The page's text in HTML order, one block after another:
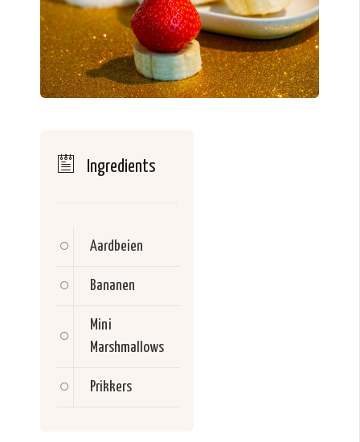
Ingredients
Aardbeien
Bananen
Mini
Marshmallows
Prikkers